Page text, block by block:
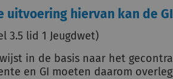
uitvoering hiervan kan de
3.5 lid 1 Jeugdwet)
in de basis naar het
en GI moeten daarom